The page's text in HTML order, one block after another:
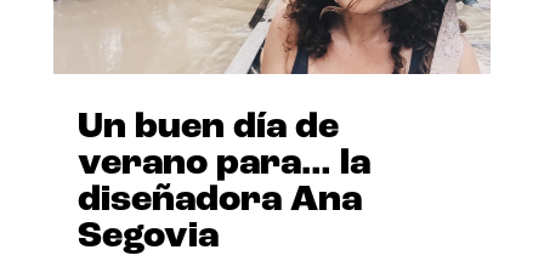
Un buen día de
verano para… la
diseñadora Ana
Segovia